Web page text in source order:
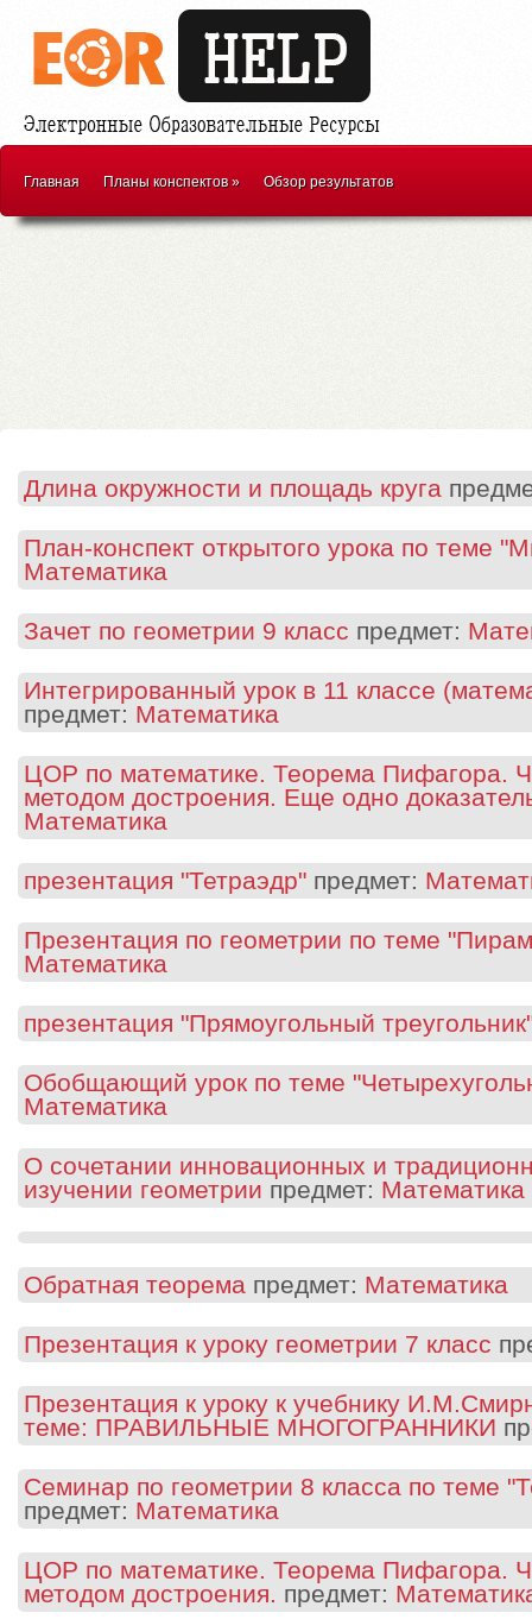
Главная Планы конспектов» Обзор результатов
Длина окружности и площадь круга
План-конспект открытого урока по теме
Математика
Зачет по геометрии 9 класс предмет:
Интегрированный урок в 11 классе
предмет: Математика
ЦОР по математике. Теорема Пифагора.
методом достроения. Еще одно
Математика
презентация "Тетраэдр" предмет:
Презентация по геометрии по теме
Математика
презентация "Прямоугольный
Обобщающий урок по теме
Математика
О сочетании инновационных и
изучении геометрии предмет: Математика
Обратная теорема предмет: Математика
Презентация к уроку геометрии 7 класс
Презентация к уроку к учебнику
теме: ПРАВИЛЬНЫЕ МНОГОГРАННИКИ
Семинар по геометрии 8 класса по теме
предмет: Математика
ЦОР по математике. Теорема Пифагора.
методом достроения. предмет: